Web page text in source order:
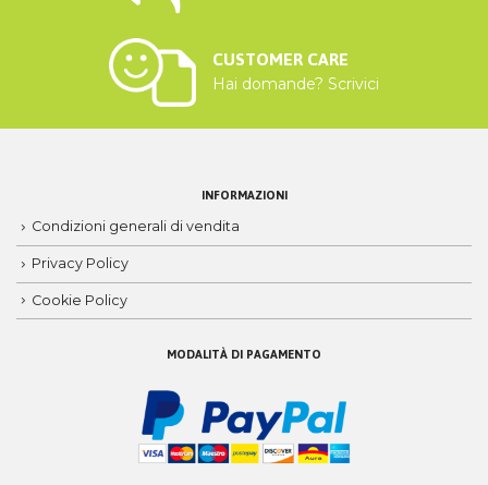
CUSTOMER CARE
Hai domande? Scrivici
INFORMAZIONI
Condizioni generali di vendita
Privacy Policy
Cookie Policy
MODALITÀ DI PAGAMENTO